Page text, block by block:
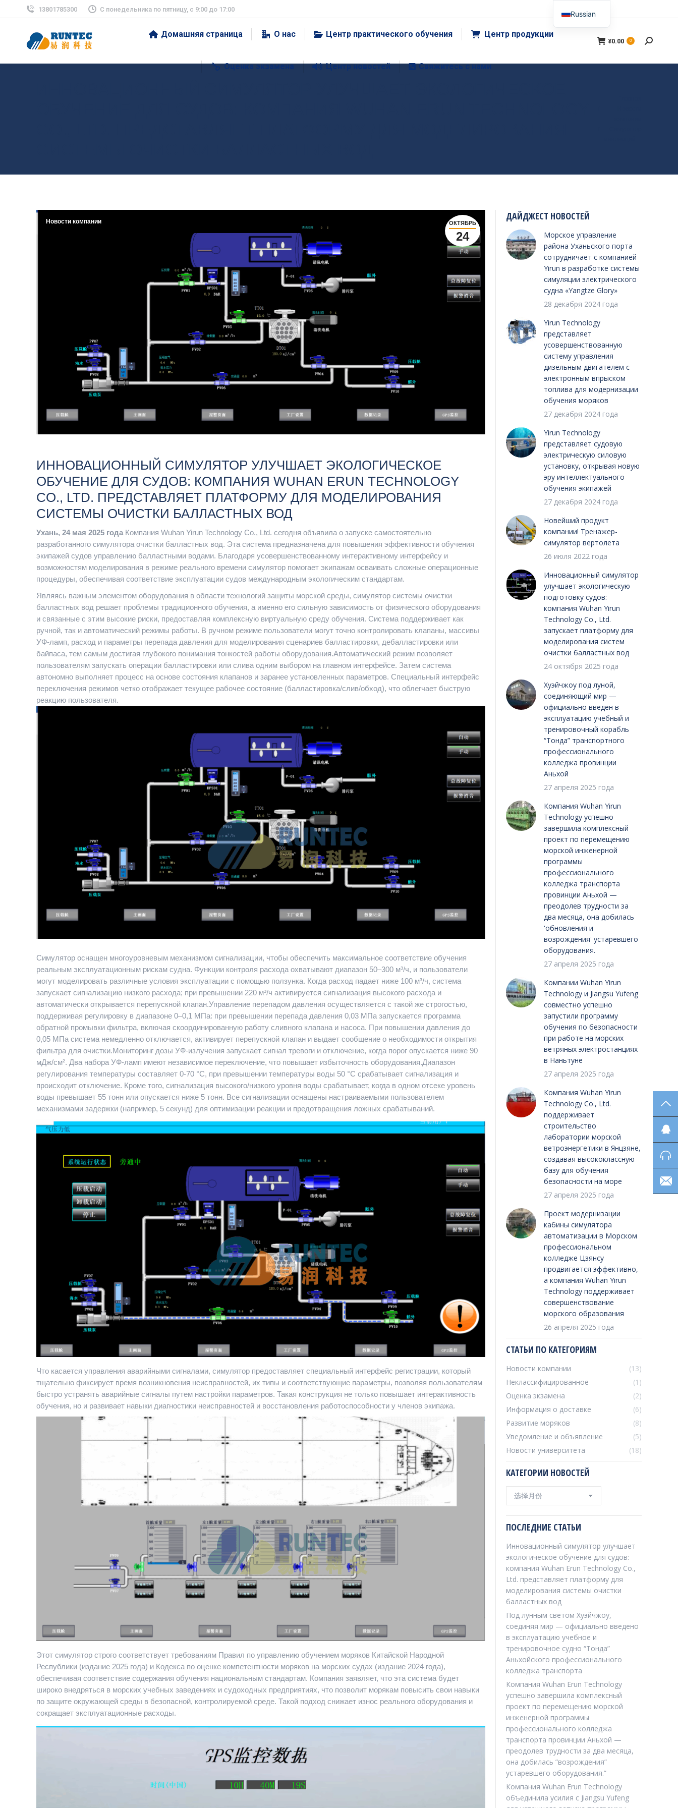
13801785300 С понедельника по пятницу, с 9:00 до 17:00
Домашняя страница О нас Центр практического обучения Центр продукции
Оценка экзамена Центр новостей Свяжитесь с нами
¥0.00 0
搜
ОКТЯБРЬ
24
Новости компании
ИННОВАЦИОННЫЙ СИМУЛЯТОР УЛУЧШАЕТ ЭКОЛОГИЧЕСКОЕ
ОБУЧЕНИЕ ДЛЯ СУДОВ: КОМПАНИЯ WUHAN ERUN TECHNOLOGY
CO., LTD. ПРЕДСТАВЛЯЕТ ПЛАТФОРМУ ДЛЯ МОДЕЛИРОВАНИЯ
СИСТЕМЫ ОЧИСТКИ БАЛЛАСТНЫХ ВОД
Ухань, 24 мая 2025 года Компания Wuhan Yirun Technology Co., Ltd. сегодня объявила о запуске самостоятельно
разработанного симулятора очистки балластных вод. Эта система предназначена для повышения эффективности обучения
экипажей судов управлению балластными водами. Благодаря усовершенствованному интерактивному интерфейсу и
возможностям моделирования в режиме реального времени симулятор помогает экипажам осваивать сложные операционные
процедуры, обеспечивая соответствие эксплуатации судов международным экологическим стандартам.
Являясь важным элементом оборудования в области технологий защиты морской среды, симулятор системы очистки
балластных вод решает проблемы традиционного обучения, а именно его сильную зависимость от физического оборудования
и связанные с этим высокие риски, предоставляя комплексную виртуальную среду обучения. Система поддерживает как
ручной, так и автоматический режимы работы. В ручном режиме пользователи могут точно контролировать клапаны, массивы
УФ-ламп, расход и параметры перепада давления для моделирования сценариев балластировки, дебалластировки или
байпаса, тем самым достигая глубокого понимания тонкостей работы оборудования.Автоматический режим позволяет
пользователям запускать операции балластировки или слива одним выбором на главном интерфейсе. Затем система
автономно выполняет процесс на основе состояния клапанов и заранее установленных параметров. Специальный интерфейс
переключения режимов четко отображает текущее рабочее состояние (балластировка/слив/обход), что облегчает быструю
реакцию пользователя.
Симулятор оснащен многоуровневым механизмом сигнализации, чтобы обеспечить максимальное соответствие обучения
реальным эксплуатационным рискам судна. Функции контроля расхода охватывают диапазон 50–300 м³/ч, и пользователи
могут моделировать различные условия эксплуатации с помощью ползунка. Когда расход падает ниже 100 м³/ч, система
запускает сигнализацию низкого расхода; при превышении 220 м³/ч активируется сигнализация высокого расхода и
автоматически открывается перепускной клапан.Управление перепадом давления осуществляется с такой же строгостью,
поддерживая регулировку в диапазоне 0–0,1 МПа: при превышении перепада давления 0,03 МПа запускается программа
обратной промывки фильтра, включая скоординированную работу сливного клапана и насоса. При повышении давления до
0,05 МПа система немедленно отключается, активирует перепускной клапан и выдает сообщение о необходимости открытия
фильтра для очистки.Мониторинг дозы УФ-излучения запускает сигнал тревоги и отключение, когда порог опускается ниже 90
мДж/см². Два набора УФ-ламп имеют независимое переключение, что повышает избыточность оборудования.Диапазон
регулирования температуры составляет 0-70 °C, при превышении температуры воды 50 °C срабатывает сигнализация и
происходит отключение. Кроме того, сигнализация высокого/низкого уровня воды срабатывает, когда в одном отсеке уровень
воды превышает 55 тонн или опускается ниже 5 тонн. Все сигнализации оснащены настраиваемыми пользователем
механизмами задержки (например, 5 секунд) для оптимизации реакции и предотвращения ложных срабатываний.
Что касается управления аварийными сигналами, симулятор предоставляет специальный интерфейс регистрации, который
тщательно фиксирует время возникновения неисправностей, их типы и соответствующие параметры, позволяя пользователям
быстро устранять аварийные сигналы путем настройки параметров. Такая конструкция не только повышает интерактивность
обучения, но и развивает навыки диагностики неисправностей и восстановления работоспособности у членов экипажа.
Этот симулятор строго соответствует требованиям Правил по управлению обучением моряков Китайской Народной
Республики (издание 2025 года) и Кодекса по оценке компетентности моряков на морских судах (издание 2024 года),
обеспечивая соответствие содержания обучения национальным стандартам. Компания заявляет, что эта система будет
широко внедряться в морских учебных заведениях и судоходных предприятиях, что позволит морякам повысить свои навыки
по защите окружающей среды в безопасной, контролируемой среде. Такой подход снижает износ реального оборудования и
сокращает эксплуатационные расходы.
ДАЙДЖЕСТ НОВОСТЕЙ
Морское управление
района Уханьского порта
сотрудничает с компанией
Yirun в разработке системы
симуляции электрического
судна «Yangtze Glory»
28 декабря 2024 года
Yirun Technology
представляет
усовершенствованную
систему управления
дизельным двигателем с
электронным впрыском
топлива для модернизации
обучения моряков
27 декабря 2024 года
Yirun Technology
представляет судовую
электрическую силовую
установку, открывая новую
эру интеллектуального
обучения экипажей
27 декабря 2024 года
Новейший продукт
компании! Тренажер-
симулятор вертолета
26 июля 2022 года
Инновационный симулятор
улучшает экологическую
подготовку судов:
компания Wuhan Yirun
Technology Co., Ltd.
запускает платформу для
моделирования систем
очистки балластных вод
24 октября 2025 года
Хуэйчжоу под луной,
соединяющий мир —
официально введен в
эксплуатацию учебный и
тренировочный корабль
“Тонда” транспортного
профессионального
колледжа провинции
Аньхой
27 апреля 2025 года
Компания Wuhan Yirun
Technology успешно
завершила комплексный
проект по перемещению
морской инженерной
программы
профессионального
колледжа транспорта
провинции Аньхой —
преодолев трудности за
два месяца, она добилась
'обновления и
возрождения' устаревшего
оборудования.
27 апреля 2025 года
Компании Wuhan Yirun
Technology и Jiangsu Yufeng
совместно успешно
запустили программу
обучения по безопасности
при работе на морских
ветряных электростанциях
в Наньтуне
27 апреля 2025 года
Компания Wuhan Yirun
Technology Co., Ltd.
поддерживает
строительство
лаборатории морской
ветроэнергетики в Янцзяне,
создавая высококлассную
базу для обучения
безопасности на море
27 апреля 2025 года
Проект модернизации
кабины симулятора
автоматизации в Морском
профессиональном
колледже Цзянсу
продвигается эффективно,
а компания Wuhan Yirun
Technology поддерживает
совершенствование
морского образования
26 апреля 2025 года
СТАТЬИ ПО КАТЕГОРИЯМ
Новости компании
(13)
Неклассифицированное
(1)
Оценка экзамена
(2)
Информация о доставке
(6)
Развитие моряков
(8)
Уведомление и объявление
(5)
Новости университета
(18)
КАТЕГОРИИ НОВОСТЕЙ
Категории
новостей
ПОСЛЕДНИЕ СТАТЬИ
Инновационный симулятор улучшает
экологическое обучение для судов:
компания Wuhan Erun Technology Co.,
Ltd. представляет платформу для
моделирования системы очистки
балластных вод
Под лунным светом Хуэйчжоу,
соединяя мир — официально введено
в эксплуатацию учебное и
тренировочное судно “Тонда”
Аньхойского профессионального
колледжа транспорта
Компания Wuhan Erun Technology
успешно завершила комплексный
проект по перемещению морской
инженерной программы
профессионального колледжа
транспорта провинции Аньхой —
преодолев трудности за два месяца,
она добилась ”возрождения”
устаревшего оборудования.”
Компания Wuhan Erun Technology
объединила усилия с Jiangsu Yufeng
Russian